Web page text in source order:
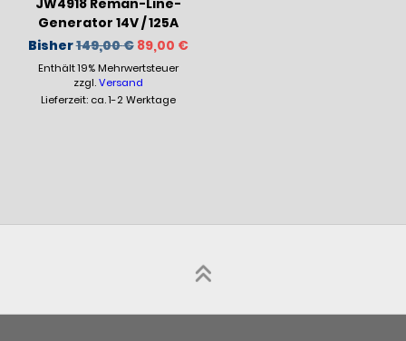
JW4918 Reman-Line-
Generator 14V / 125A
Bisher149,00€ Ursprünglicher
Preis
war:
149,00 €
89,00 €Aktueller
Enthält 19% Mehrwertsteuer
zzgl.Versand
Lieferzeit: ca. 1-2 Werktage